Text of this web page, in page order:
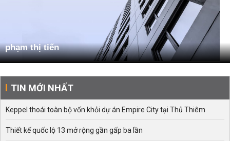
phạm thị tiến
TIN MỚI NHẤT
Keppel thoái toàn bộ vốn khỏi dự án Empire City tại Thủ Thiêm
Thiết kế quốc lộ 13 mở rộng gần gấp ba lần